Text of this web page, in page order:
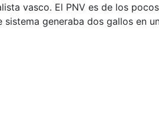
vasco. El PNV es de los
sistema generaba dos gallos